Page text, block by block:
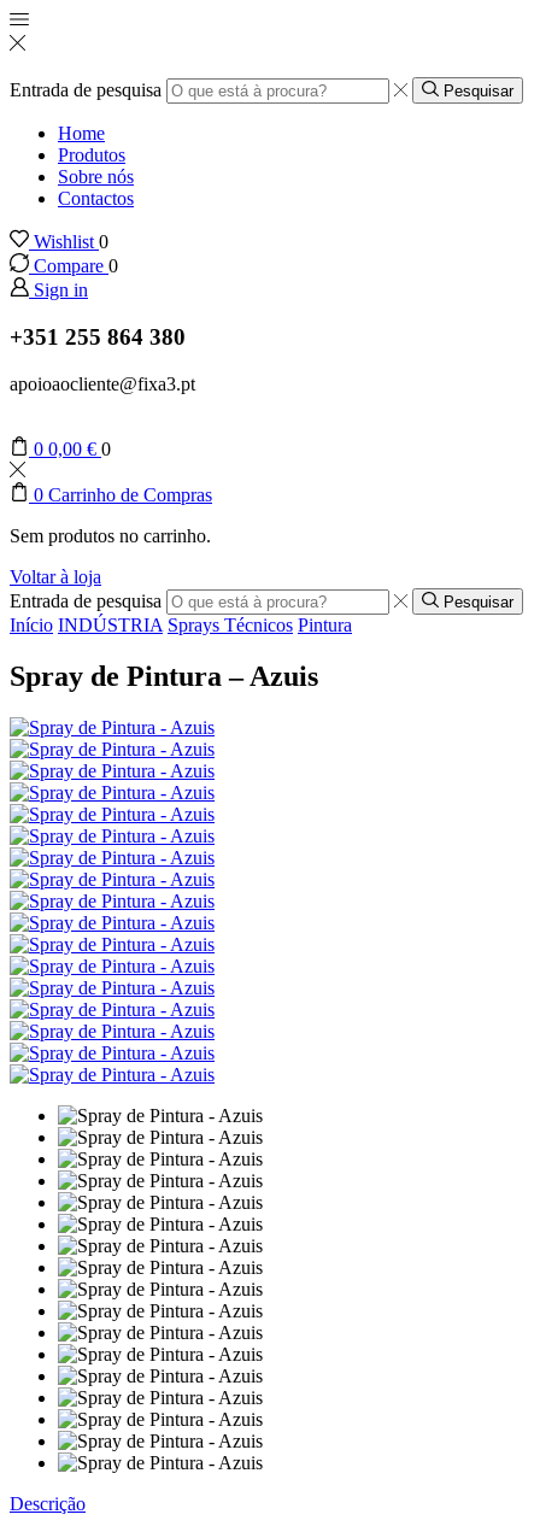
Entrada de pesquisa Pesquisar
Home
Produtos
Sobre nós
Contactos
Wishlist 0
Compare 0
Sign in
+351 255 864 380
apoioaocliente@fixa3.pt
0 0,00 € 0
0 Carrinho de Compras
Sem produtos no carrinho.
Voltar à loja
Entrada de pesquisa
Pesquisar
Início INDÚSTRIA Sprays Técnicos Pintura
Spray de Pintura – Azuis
Descrição